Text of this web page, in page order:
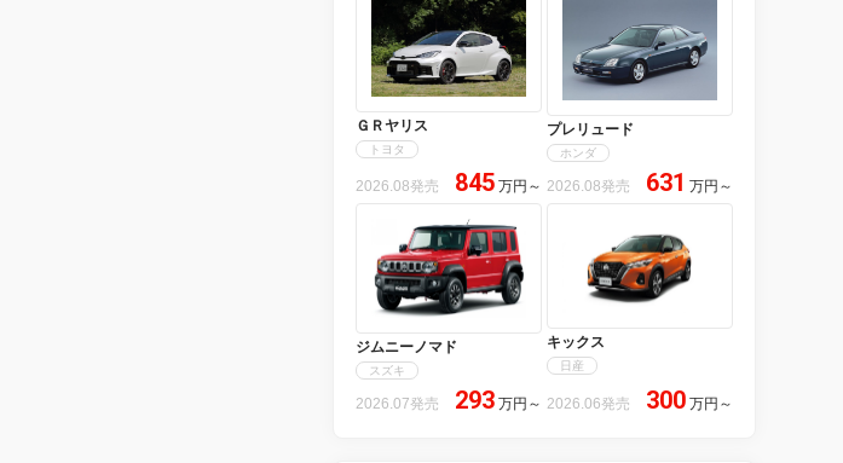
ＧＲヤリス
トヨタ
2026.08発売 845 万円 ～
プレリュード
ホンダ
2026.08発売 631 万円 ～
ジムニーノマド
スズキ
2026.07発売 293 万円 ～
キックス
日産
2026.06発売 300 万円 ～